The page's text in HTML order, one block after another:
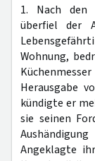
1. Nach den
überfiel der
Wohnung,
Herausgabe
kündigte er
sie seinen
Angeklagte